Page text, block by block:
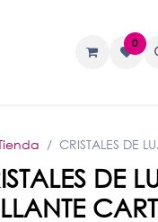
0
CRISTALES DE
DE